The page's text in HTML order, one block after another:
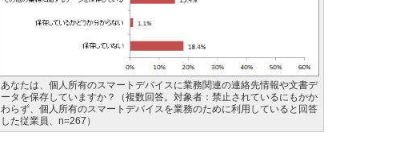
あなたは、個人所有のスマートデバイスに業務関連の連絡先情報や文書デ
ータを保存していますか？（複数回答。対象者：禁止されているにもかか
わらず、個人所有のスマートデバイスを業務のために利用していると回答
した従業員、n=267）